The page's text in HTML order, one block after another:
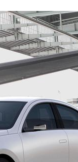
需求：4000元预算选小
级学习机品牌推荐